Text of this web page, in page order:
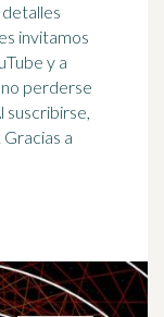
invitamos
y a
perderse
suscribirse,
a